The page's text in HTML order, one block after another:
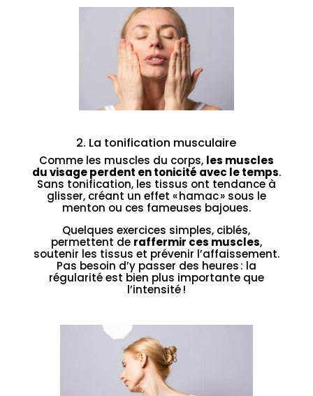
2. La tonification musculaire
Comme les muscles du corps, les muscles
du visage perdent en tonicité avec le temps.
Sans tonification, les tissus ont tendance à
glisser, créant un effet « hamac » sous le
menton ou ces fameuses bajoues.
Quelques exercices simples, ciblés,
permettent de raffermir ces muscles,
soutenir les tissus et prévenir l’affaissement.
Pas besoin d’y passer des heures : la
régularité est bien plus importante que
l’intensité !